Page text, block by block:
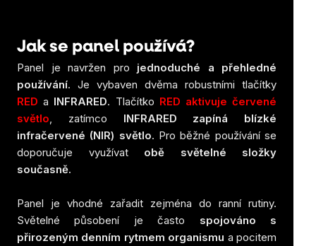
Jak se panel používá?
Panel je navržen pro jednoduché a přehledné
používání. Je vybaven dvěma robustními tlačítky
RED a INFRARED. Tlačítko RED aktivuje červené
světlo, zatímco INFRARED
zapíná blízké
infračervené (NIR) světlo. Pro běžné používání se
doporučuje využívat obě světelné složky
současně.
Panel je vhodné zařadit zejména do ranní rutiny.
Světelné působení je často spojováno s
přirozeným denním rytmem organismu a pocitem